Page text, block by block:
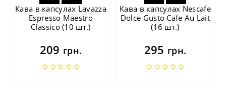
Кава в капсулах Lavazza
Espresso Maestro
Classico (10 шт.)
209 грн.
Кава в капсулах Nescafe
Dolce Gusto Cafe Au Lait
(16 шт.)
295 грн.